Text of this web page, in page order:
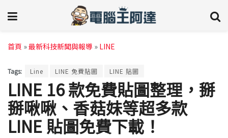
首頁 »最新科技新聞與報導 » LINE
Tags: Line LINE 免費貼圖 LINE 貼圖
LINE 16 款免費貼圖整理，掰
掰啾啾、香菇妹等超多款
LINE 貼圖免費下載！